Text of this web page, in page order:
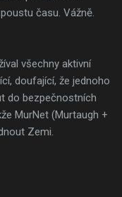
času. Vážně.
všechny aktivní
doufající, že jednoho
do bezpečnostních
MurNet (Murtaugh +
Zemi.